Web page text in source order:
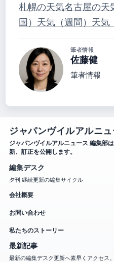
札幌の天気名古屋の天
国） 天気（週間） 天気
筆者情報
佐藤健
筆者情報
ジャパンヴイルアルニュ
ジャパンヴイルアルニュース 編集部
新、訂正を公開します。
編集デスク
夕刊 継続更新の編集サイクル
会社概要
お問い合わせ
私たちのストーリー
最新記事
最新の編集デスク更新へ素早くアクセス。